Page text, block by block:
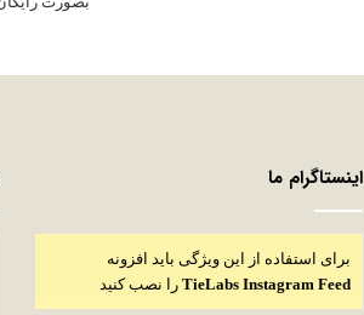
اینستاگرام ما
برای استفاده از این ویژگی باید افزونه
TieLabs Instagram Feed را نصب کنید